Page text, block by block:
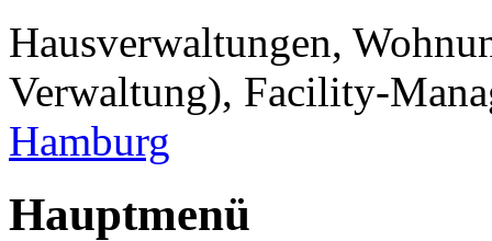
Hausverwaltungen,
Verwaltung), Facility-
Hamburg
Hauptmenü